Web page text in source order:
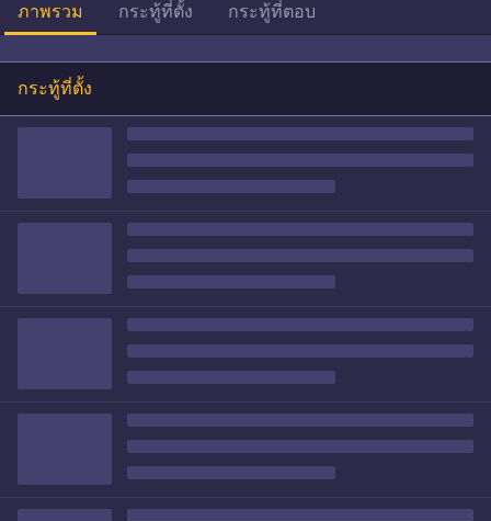
ภาพรวม กระทู้ที่ตั้ง กระทู้ที่ตอบ
กระทู้ที่ตั้ง